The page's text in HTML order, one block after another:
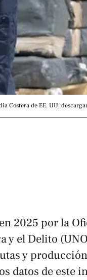
Costera de EE. UU.
2025 por la
y el Delito
y
datos de este